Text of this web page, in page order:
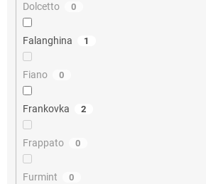
Dolcetto 0
Falanghina 1
Fiano 0
Frankovka 2
Frappato 0
Furmint 0